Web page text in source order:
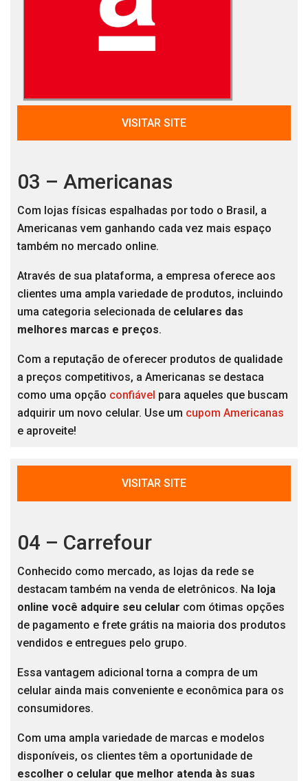
VISITAR SITE
03 – Americanas
Com lojas físicas espalhadas por todo o Brasil, a
Americanas vem ganhando cada vez mais espaço
também no mercado online.
Através de sua plataforma, a empresa oferece aos
clientes uma ampla variedade de produtos, incluindo
uma categoria selecionada de celulares das
melhores marcas e preços.
Com a reputação de oferecer produtos de qualidade
a preços competitivos, a Americanas se destaca
como uma opção confiável para aqueles que buscam
adquirir um novo celular. Use um cupom Americanas
e aproveite!
VISITAR SITE
04 – Carrefour
Conhecido como mercado, as lojas da rede se
destacam também na venda de eletrônicos. Na loja
online você adquire seu celular com ótimas opções
de pagamento e frete grátis na maioria dos produtos
vendidos e entregues pelo grupo.
Essa vantagem adicional torna a compra de um
celular ainda mais conveniente e econômica para os
consumidores.
Com uma ampla variedade de marcas e modelos
disponíveis, os clientes têm a oportunidade de
escolher o celular que melhor atenda às suas